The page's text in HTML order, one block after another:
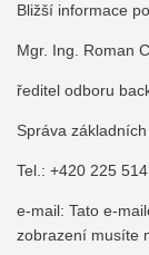
Bližší informace
Mgr. Ing. Roman
ředitel odboru
Správa
Tel.: +420 225 514
e-mail: Tato e-
zobrazení musíte